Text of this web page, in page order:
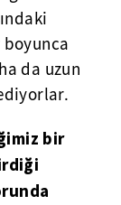
da uzun
bir